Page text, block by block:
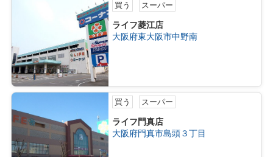
買う スーパー
ライフ菱江店
大阪府東大阪市中野南
買う スーパー
ライフ門真店
大阪府門真市島頭３丁目